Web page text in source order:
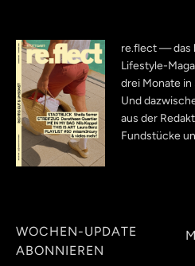
re.flect — das
Lifestyle-
drei Monate
Und
aus der
Fundstücke
WOCHEN-UPDATE
ABONNIEREN